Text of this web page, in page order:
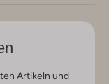
Artikeln und